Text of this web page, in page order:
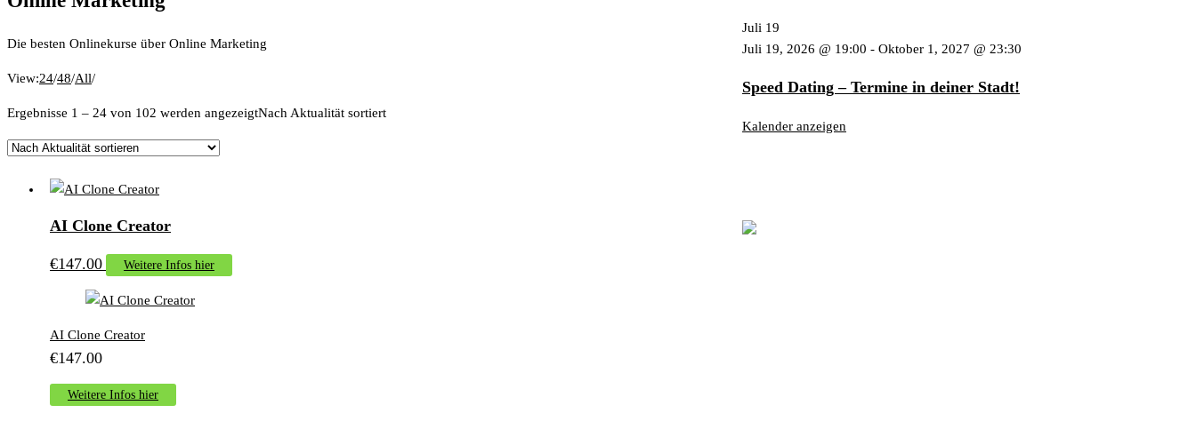
Die besten Onlinekurse über Online Marketing
View:24/48/All/
Ergebnisse 1 – 24 von 102 werden angezeigtNach Aktualität sortiert
AI Clone Creator
€147.00 Weitere Infos hier
AI Clone Creator
€147.00
Weitere Infos hier
Juli 19
Juli 19, 2026 @ 19:00 - Oktober 1, 2027 @ 23:30
Speed Dating – Termine in deiner Stadt!
Kalender anzeigen